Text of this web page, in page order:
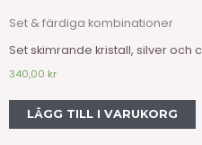
Set & färdiga kombinationer
Set skimrande kristall, silver och
340,00 kr
LÄGG TILL I VARUKORG